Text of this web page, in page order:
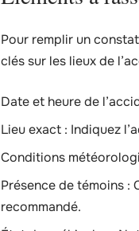
Pour remplir un
clés sur les lieux de
Date et heure de
Lieu exact : Indiquez
Conditions
Présence de témoins
recommandé.